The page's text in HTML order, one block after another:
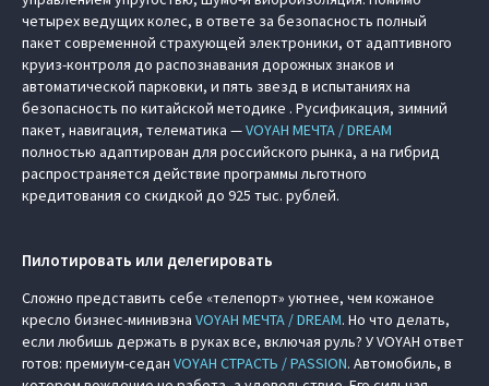
четырех ведущих колес, в ответе за безопасность полный
пакет современной страхующей электроники, от адаптивного
круиз-контроля до распознавания дорожных знаков и
автоматической парковки, и пять звезд в испытаниях на
безопасность по китайской методике . Русификация, зимний
пакет, навигация, телематика —VOYAH МЕЧТА / DREAM
полностью адаптирован для российского рынка, а на гибрид
распространяется действие программы льготного
кредитования со скидкой до 925 тыс. рублей.
Пилотировать или делегировать
Сложно представить себе «телепорт» уютнее, чем кожаное
кресло бизнес-минивэна VOYAH МЕЧТА / DREAM. Но что делать,
если любишь держать в руках все, включая руль? У VOYAH ответ
готов: премиум-седан VOYAH СТРАСТЬ / PASSION. Автомобиль, в